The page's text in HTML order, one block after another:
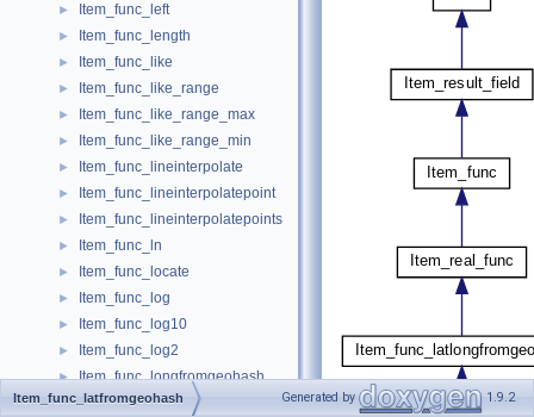
► Item_func_left
► Item_func_length
► Item_func_like
► Item_func_like_range
► Item_func_like_range_max
► Item_func_like_range_min
► Item_func_lineinterpolate
► Item_func_lineinterpolatepoint
► Item_func_lineinterpolatepoints
► Item_func_ln
► Item_func_locate
► Item_func_log
► Item_func_log10
► Item_func_log2
► Item_func_longfromgeohash
► Item_func_lower
Item_func_latfromgeohash Generated by 1.9.2